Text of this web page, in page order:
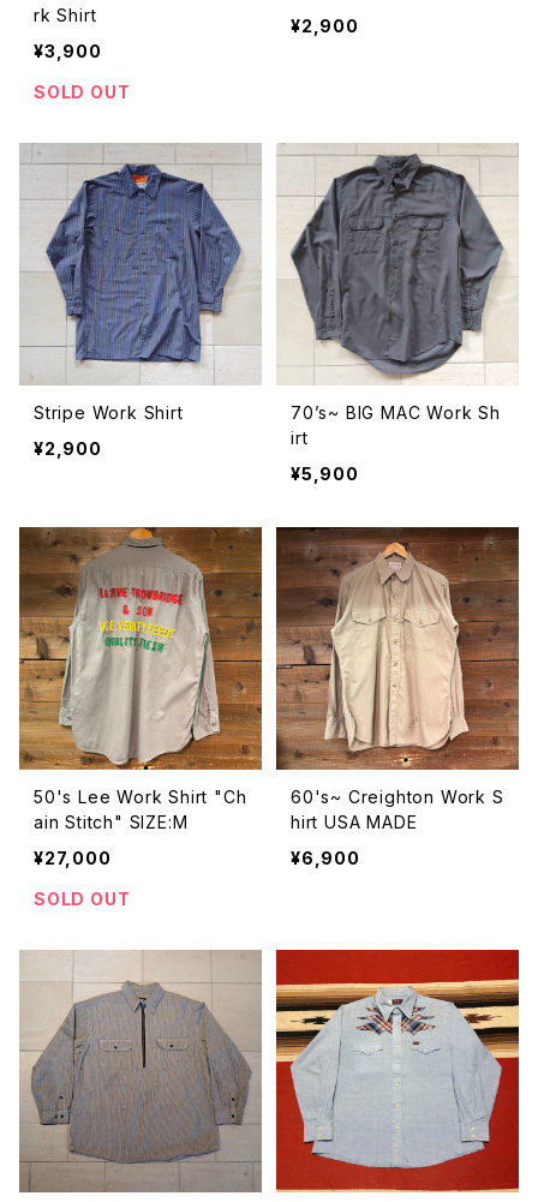
rk Shirt
¥3,900
SOLD OUT
¥2,900
Stripe Work Shirt
¥2,900
70’s~ BIG MAC Work Sh
irt
¥5,900
50's Lee Work Shirt "Ch
ain Stitch" SIZE:M
¥27,000
SOLD OUT
60's~ Creighton Work S
hirt USA MADE
¥6,900